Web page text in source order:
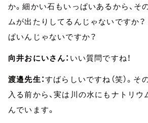
か。細かい石もいっぱいあるから、そ
ムが出たりしてるんじゃないですか？
ぱいんじゃないですか？
向井おにいさん： いい質問ですね！
渡邉先生：すばらしいですね（笑）。そ
入る前から、実は川の水にもナトリ
んでいます。